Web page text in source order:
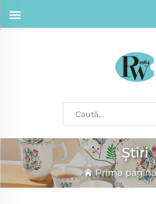
Știri
Prima pagină